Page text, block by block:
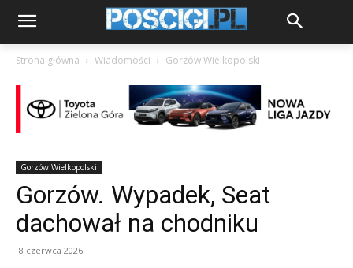
Strona główna Wiadomości Gorzów Wielkopolski
Gorzów Wielkopolski
Gorzów. Wypadek, Seat
dachował na chodniku
8 czerwca 2026